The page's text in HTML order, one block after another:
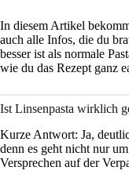
In diesem Artikel
auch alle Infos, die du
besser ist als normale
wie du das Rezept ganz
Ist Linsenpasta wirklich
Kurze Antwort: Ja,
denn es geht nicht nur
Versprechen auf der